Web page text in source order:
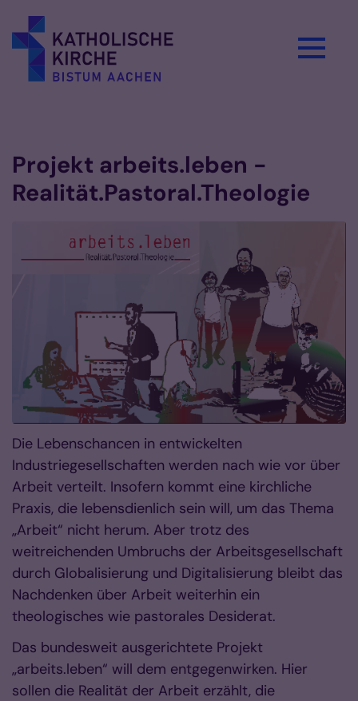
Projekt arbeits.leben -
Realität.Pastoral.Theologie
Die Lebenschancen in entwickelten
Industriegesellschaften werden nach wie vor über
Arbeit verteilt. Insofern kommt eine kirchliche
Praxis, die lebensdienlich sein will, um das Thema
„Arbeit“ nicht herum. Aber trotz des
weitreichenden Umbruchs der Arbeitsgesellschaft
durch Globalisierung und Digitalisierung bleibt das
Nachdenken über Arbeit weiterhin ein
theologisches wie pastorales Desiderat.
Das bundesweit ausgerichtete Projekt
„arbeits.leben“ will dem entgegenwirken. Hier
sollen die Realität der Arbeit erzählt, die